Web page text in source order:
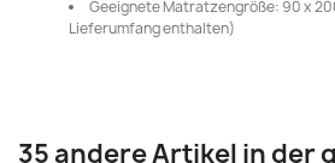
Geeignete Matratzengröße: 90 x
Lieferumfang enthalten)
35 andere Artikel in der